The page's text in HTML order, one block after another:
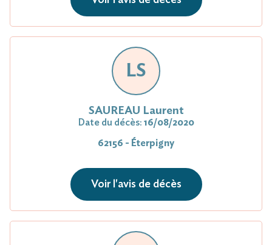
LS
SAUREAU Laurent
Date du décès: 16/08/2020
62156 - Éterpigny
Voir l'avis de décès